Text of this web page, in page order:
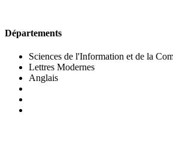
Départements
Sciences de l'Information et de la
Lettres Modernes
Anglais